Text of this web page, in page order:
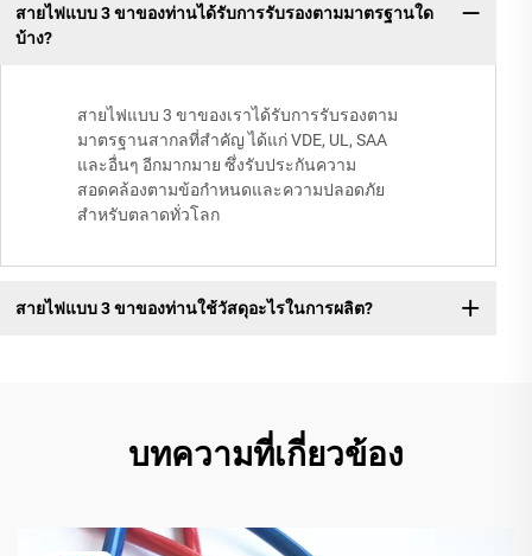
สายไฟแบบ 3 ขาของท่านได้รับการรับรองตามมาตรฐานใด
บ้าง?
สายไฟแบบ 3 ขาของเราได้รับการรับรองตาม
มาตรฐานสากลที่สำคัญ ได้แก่ VDE, UL, SAA
และอื่นๆ อีกมากมาย ซึ่งรับประกันความ
สอดคล้องตามข้อกำหนดและความปลอดภัย
สำหรับตลาดทั่วโลก
สายไฟแบบ 3 ขาของท่านใช้วัสดุอะไรในการผลิต?
บทความที่เกี่ยวข้อง